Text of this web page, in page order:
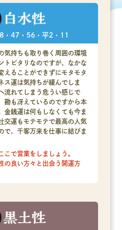
・47・56・平2・11
気持ちも取り巻く周囲の環境
トピタリなのですが、なかな
えることができずにモタモタ
ス運は気持ちが緩んでしま
流れてしまう危うい感じで
勘も冴えているのですから本
金銭運は何もしなくても今ま
交運もモテモテで最高の人気
で、千客万来を仕事に結びま
で営業をしましょう。
の良い方々と出会う開運方